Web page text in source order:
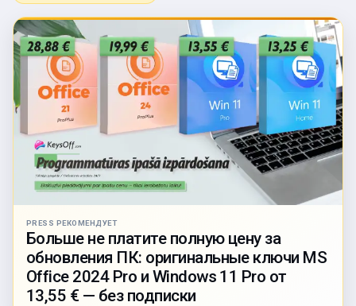
PRESS РЕКОМЕНДУЕТ
Больше не платите полную цену за
обновления ПК: оригинальные ключи MS
Office 2024 Pro и Windows 11 Pro от
13,55 € — без подписки